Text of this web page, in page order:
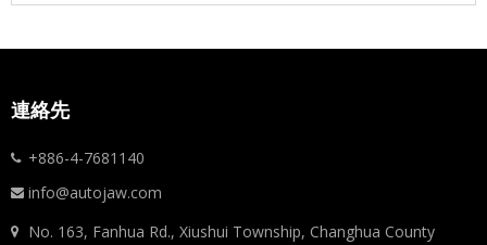
連絡先
+886-4-7681140
info@autojaw.com
No. 163, Fanhua Rd., Xiushui Township, Changhua County